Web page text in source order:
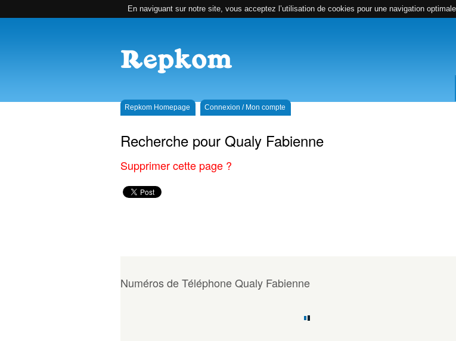
En naviguant sur notre site, vous acceptez l’utilisation de cookies pour une navigation
Repkom Homepage Connexion / Mon compte
Recherche pour Qualy Fabienne
Supprimer cette page ?
Numéros de Téléphone Qualy Fabienne